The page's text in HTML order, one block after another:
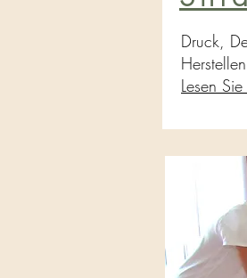
Druck,
Lesen